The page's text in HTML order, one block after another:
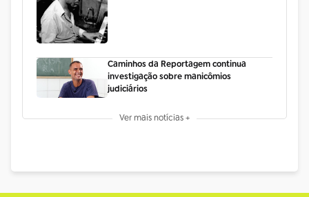
Caminhos da Reportagem continua
investigação sobre manicômios
judiciários
Ver mais notícias +